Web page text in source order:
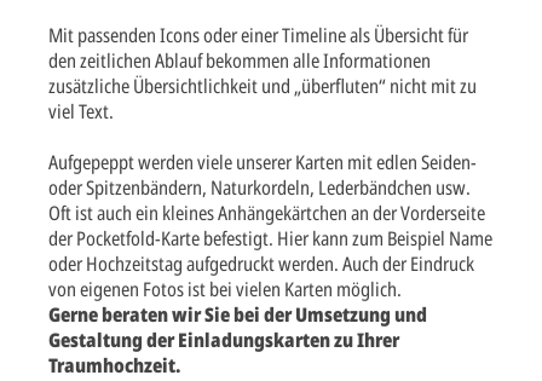
Mit passenden Icons oder einer Timeline als Übersicht für
den zeitlichen Ablauf bekommen alle Informationen
zusätzliche Übersichtlichkeit und „überfluten“ nicht mit zu
viel Text.
Aufgepeppt werden viele unserer Karten mit edlen Seiden-
oder Spitzenbändern, Naturkordeln, Lederbändchen usw.
Oft ist auch ein kleines Anhängekärtchen an der Vorderseite
der Pocketfold-Karte befestigt. Hier kann zum Beispiel Name
oder Hochzeitstag aufgedruckt werden. Auch der Eindruck
von eigenen Fotos ist bei vielen Karten möglich.
Gerne beraten wir Sie bei der Umsetzung und
Gestaltung der Einladungskarten zu Ihrer
Traumhochzeit.